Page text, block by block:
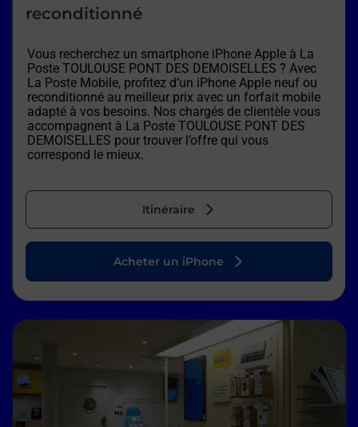
reconditionné
Vous recherchez un smartphone iPhone Apple à La
Poste TOULOUSE PONT DES DEMOISELLES ? Avec
La Poste Mobile, profitez d’un iPhone Apple neuf ou
reconditionné au meilleur prix avec un forfait mobile
adapté à vos besoins. Nos chargés de clientèle vous
accompagnent à La Poste TOULOUSE PONT DES
DEMOISELLES pour trouver l’offre qui vous
correspond le mieux.
Itinéraire
Acheter un iPhone